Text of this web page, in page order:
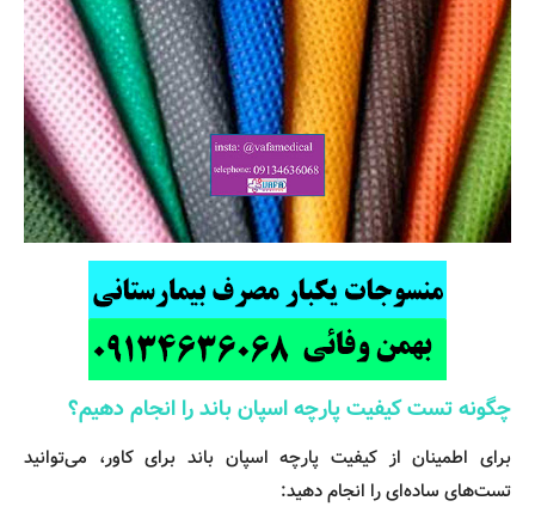
چگونه تست کیفیت پارچه اسپان باند را انجام دهیم؟
برای اطمینان از کیفیت پارچه اسپان باند برای کاور، می‌توانید
تست‌های ساده‌ای را انجام دهید: